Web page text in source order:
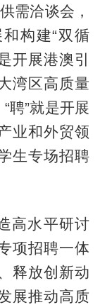
需洽谈会，
构建“双循
开展港澳引
湾区高质量
聘”就是开展
业和外贸领
生专场招聘
高水平研讨
项招聘一体
释放创新动
展推动高质